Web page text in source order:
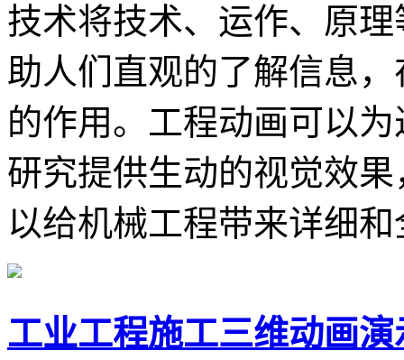
技术将技术、运作、原
助人们直观的了解信息
的作用。工程动画可以
研究提供生动的视觉效
以给机械工程带来详细
工业工程施工三维动画演